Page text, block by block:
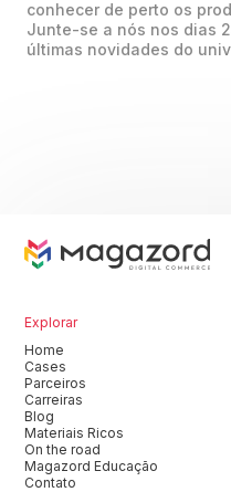
conhecer de perto os
Junte-se a nós nos dias
últimas novidades do
Explorar
Home
Cases
Parceiros
Carreiras
Blog
Materiais Ricos
On the road
Magazord Educação
Contato